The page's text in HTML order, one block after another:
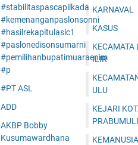
#stabilitaspascapilkada
#kemenanganpaslonsonni
#hasilrekapitulasic1
#paslonedisonsumarni
#pemilihanbupatimuaraenim
#p
#PT ASL
ADD
AKBP Bobby
Kusumawardhana
KARNAVAL
KASUS
KECAMATA
ILIR
ULU
KEJARI